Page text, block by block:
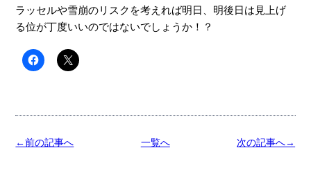
ラッセルや雪崩のリスクを考えれば明日、明後日は見上げ
る位が丁度いいのではないでしょうか！？
←前の記事へ 一覧へ 次の記事へ→